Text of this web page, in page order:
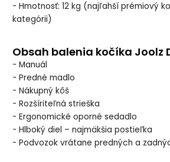
- Hmotnosť: 12 kg (najľahší prémiový
kategórii)
Obsah balenia kočíka Joolz
- Manuál
- Predné madlo
- Nákupný kôš
- Rozšíriteľná strieška
- Ergonomické oporné sedadlo
- Hlboký diel – najmäkšia postieľka
- Podvozok vrátane predných a